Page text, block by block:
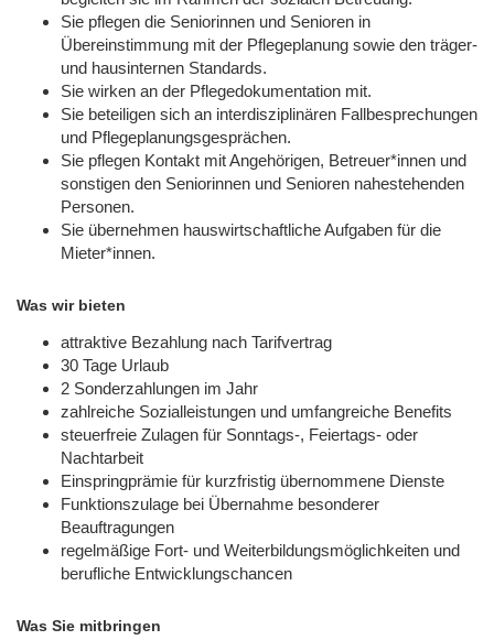
Sie pflegen die Seniorinnen und Senioren in
Übereinstimmung mit der Pflegeplanung sowie den träger-
und hausinternen Standards.
Sie wirken an der Pflegedokumentation mit.
Sie beteiligen sich an interdisziplinären Fallbesprechungen
und Pflegeplanungsgesprächen.
Sie pflegen Kontakt mit Angehörigen, Betreuer*innen und
sonstigen den Seniorinnen und Senioren nahestehenden
Personen.
Sie übernehmen hauswirtschaftliche Aufgaben für die
Mieter*innen.
Was wir bieten
attraktive Bezahlung nach Tarifvertrag
30 Tage Urlaub
2 Sonderzahlungen im Jahr
zahlreiche Sozialleistungen und umfangreiche Benefits
steuerfreie Zulagen für Sonntags-, Feiertags- oder
Nachtarbeit
Einspringprämie für kurzfristig übernommene Dienste
Funktionszulage bei Übernahme besonderer
Beauftragungen
regelmäßige Fort- und Weiterbildungsmöglichkeiten und
berufliche Entwicklungschancen
Was Sie mitbringen